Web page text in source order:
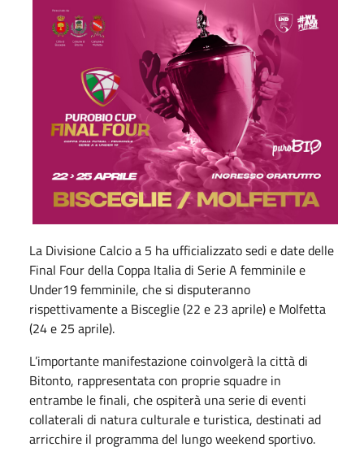
La Divisione Calcio a 5 ha ufficializzato sedi e date delle
Final Four della Coppa Italia di Serie A femminile e
Under19 femminile, che si disputeranno
rispettivamente a Bisceglie (22 e 23 aprile) e Molfetta
(24 e 25 aprile).
L’importante manifestazione coinvolgerà la città di
Bitonto, rappresentata con proprie squadre in
entrambe le finali, che ospiterà una serie di eventi
collaterali di natura culturale e turistica, destinati ad
arricchire il programma del lungo weekend sportivo.